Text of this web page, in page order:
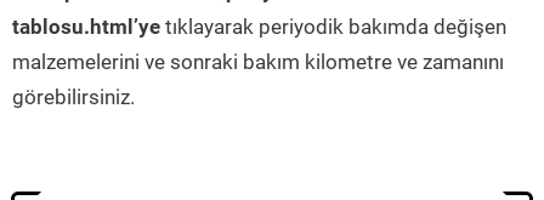
tablosu.html’ye tıklayarak periyodik bakımda değişen
malzemelerini ve sonraki bakım kilometre ve zamanını
görebilirsiniz.